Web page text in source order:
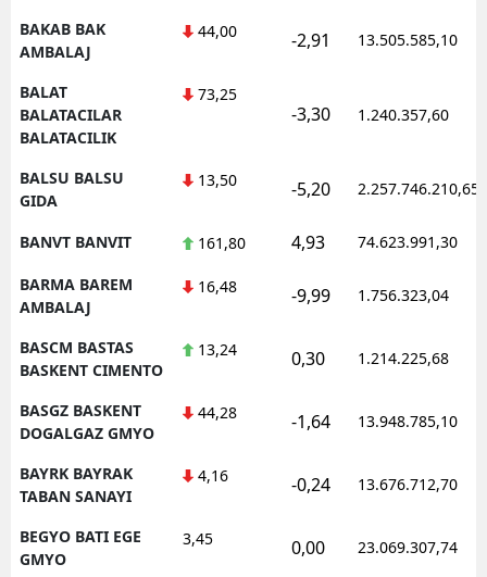
BAKAB BAK
AMBALAJ
44,00 -2,91 13.505.585,10
BALAT
BALATACILAR
BALATACILIK
73,25
-3,30 1.240.357,60
BALSU BALSU
GIDA
13,50 -5,20 2.257.746.210,65
BANVT BANVIT 161,80 4,93 74.623.991,30
BARMA BAREM
AMBALAJ
16,48 -9,99 1.756.323,04
BASCM BASTAS
BASKENT CIMENTO
13,24 0,30 1.214.225,68
BASGZ BASKENT
DOGALGAZ GMYO
44,28 -1,64 13.948.785,10
BAYRK BAYRAK
TABAN SANAYI
4,16 -0,24 13.676.712,70
BEGYO BATI EGE
GMYO
3,45 0,00 23.069.307,74